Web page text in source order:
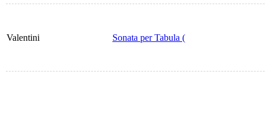
Valentini Sonata per Tabula (